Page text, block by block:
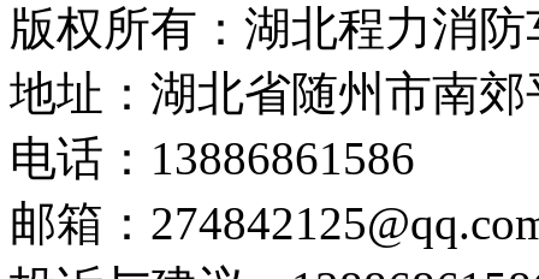
版权所有：湖北程力消
地址：湖北省随州市南
电话：13886861586
邮箱：